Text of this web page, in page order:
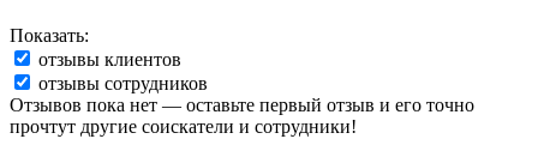
Показать:
отзывы клиентов
отзывы сотрудников
Отзывов пока нет — оставьте первый отзыв и его точно
прочтут другие соискатели и сотрудники!